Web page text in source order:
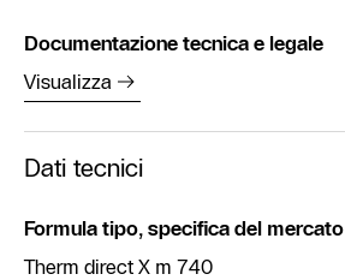
Documentazione tecnica e legale
Visualizza
Dati tecnici
Formula tipo, specifica del mercato
Therm direct X m 740